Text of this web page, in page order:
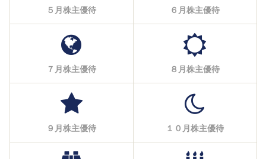
５月株主優待 ６月株主優待
７月株主優待 ８月株主優待
９月株主優待 １０月株主優待